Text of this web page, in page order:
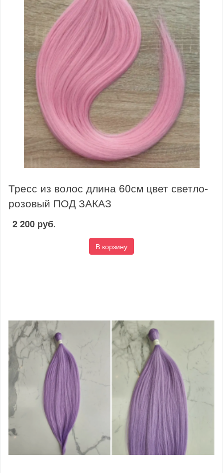
Тресс из волос длина 60см цвет светло-
розовый ПОД ЗАКАЗ
2 200 руб.
В корзину